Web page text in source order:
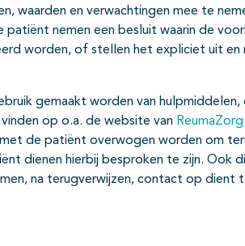
waarden en verwachtingen mee te
patiënt nemen een besluit waarin de
worden, of stellen het expliciet uit en
gemaakt worden van
op o.a. de website van
de patiënt overwogen worden om
dienen hierbij besproken te zijn. Ook
na terugverwijzen, contact op dient